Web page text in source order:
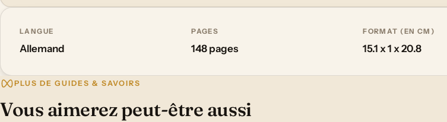
LANGUE
Allemand
PAGES
148 pages
FORMAT (EN CM)
15.1 x 1 x 20.8
PLUS DE GUIDES & SAVOIRS
Vous aimerez peut-être aussi